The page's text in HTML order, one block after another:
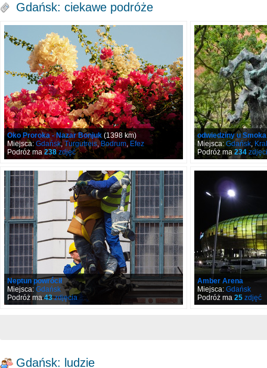
Gdańsk: ciekawe podróże
Oko Proroka - Nazar Bonjuk (1398 km)
Miejsca:Gdańsk,Turgutreis,Bodrum, Efez
Podróż ma 238zdjęć
odwiedziny u
Miejsca: Gdańsk,
Podróż ma234
Neptun powrócił
Miejsca: Gdańsk
Podróż ma43zdjęcia
Amber Arena
Miejsca: Gdańsk
Podróż ma 25 zdjęć
Gdańsk: ludzie